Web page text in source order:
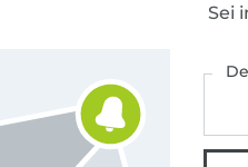
Sei